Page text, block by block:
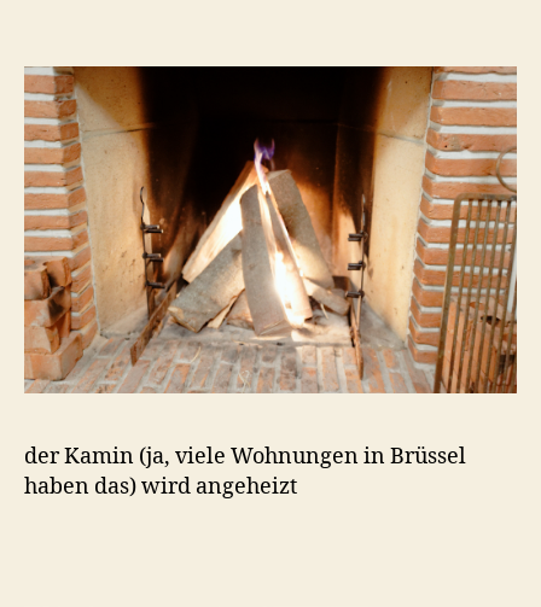
der Kamin (ja, viele Wohnungen in Brüssel
haben das) wird angeheizt